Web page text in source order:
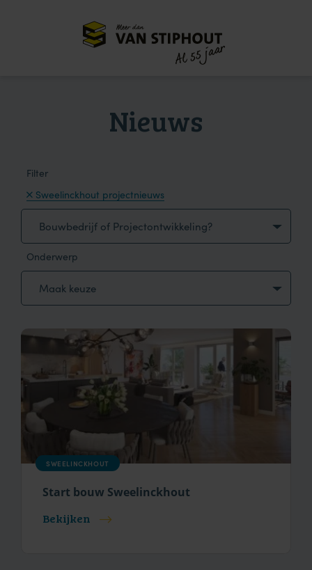
Meer dan
Al 55 jaar
Nieuws
Filter
Onderwerp
Bouwbedrijf of Projectontwikkeling?
Sweelinckhout projectnieuws
Maak keuze
SWEELINCKHOUT
Start bouw Sweelinckhout
Bekijken